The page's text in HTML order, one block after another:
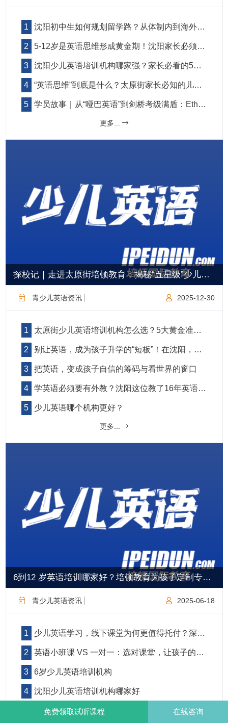
沈阳初中生如何规划留学路？从体制内到海外名校的英语备考时间轴
5-12岁是英语思维形成黄金期！沈阳家长必须知道的3个培养关键
沈阳少儿英语培训机构哪家强？家长必看的5大筛选标准与避坑指南
“英语思维”到底是什么？太原街家长必知的儿童英语启蒙核心目标
学员故事｜从“哑巴英语”到剑桥考级满盾：Ethan在培顿的三年蜕变之旅
更多...
探校记｜走进太原街培顿教育：揭秘“五星级”少儿英语课堂的日常
青少儿英语资讯 2025-12-30
太原街少儿英语培训机构怎么选？5大黄金准则+避坑指南（家长必读）
别让英语，成为孩子升学的“短板”！在沈阳，选对英语启蒙，到底有多重要？
把英语，变成孩子自信的筹码与看世界的窗口
学英语必须要有外教？沈阳这位教了16年英语的老师说了句大实话……
少儿英语哪个机构更好？
更多...
6到12 岁英语培训哪家好？培顿教育为孩子定制专属成长路径
青少儿英语资讯 2025-06-18
少儿英语学习，线下课堂为何更值得托付？深度剖析线上线下优劣势
英语小班课 VS 一对一：选对课堂，让孩子的英语学习事半功倍！
6岁少儿英语培训机构
沈阳少儿英语培训机构哪家好
当孩子学英语还在 "背单词闯关" 时，聪明家长已用 Power Up 开启能力跃迁
免费领取试听课程 在线咨询